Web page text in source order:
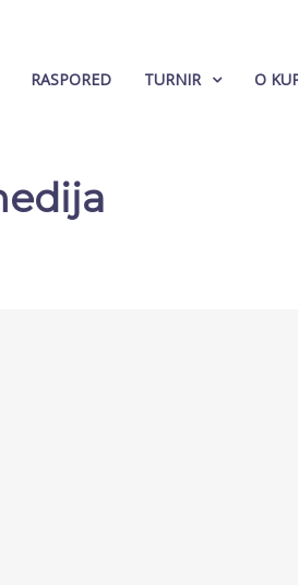
RASPORED TURNIR O